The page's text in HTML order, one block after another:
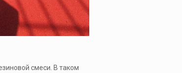
смеси. В таком